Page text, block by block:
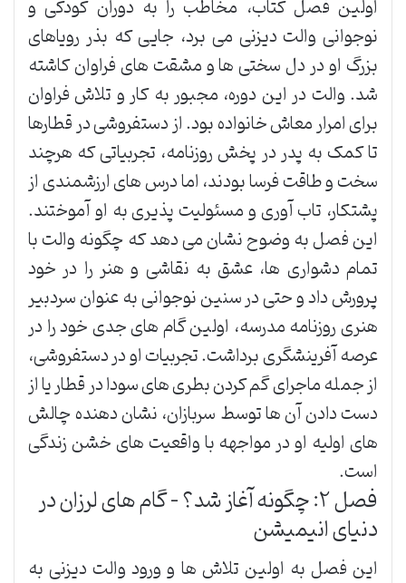
اولین فصل کتاب، مخاطب را به دوران کودکی و
نوجوانی والت دیزنی می برد، جایی که بذر رویاهای
بزرگ او در دل سختی ها و مشقت های فراوان کاشته
شد. والت در این دوره، مجبور به کار و تلاش فراوان
برای امرار معاش خانواده بود. از دستفروشی در قطارها
تا کمک به پدر در پخش روزنامه، تجربیاتی که هرچند
سخت و طاقت فرسا بودند، اما درس های ارزشمندی از
پشتکار، تاب آوری و مسئولیت پذیری به او آموختند.
این فصل به وضوح نشان می دهد که چگونه والت با
تمام دشواری ها، عشق به نقاشی و هنر را در خود
پرورش داد و حتی در سنین نوجوانی به عنوان سردبیر
هنری روزنامه مدرسه، اولین گام های جدی خود را در
عرصه آفرینشگری برداشت. تجربیات او در دستفروشی،
از جمله ماجرای گم کردن بطری های سودا در قطار یا از
دست دادن آن ها توسط سربازان، نشان دهنده چالش
های اولیه او در مواجهه با واقعیت های خشن زندگی
است.
فصل ۲: چگونه آغاز شد؟ – گام های لرزان در
دنیای انیمیشن
این فصل به اولین تلاش ها و ورود والت دیزنی به